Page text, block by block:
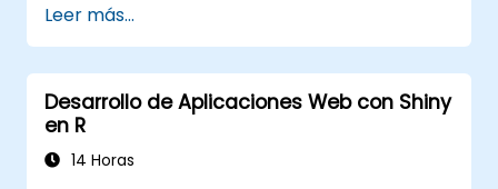
Aprender a contribuir eficazmente a un
equipo de proyecto Six Sigma y colaborar
con profesionales Green Belt y Black Belt.
Aplicar la metodología Six Sigma a
procesos reales del negocio para su
mejora.
Leer más...
Desarrollo de Aplicaciones Web con Shiny
en R
14 Horas